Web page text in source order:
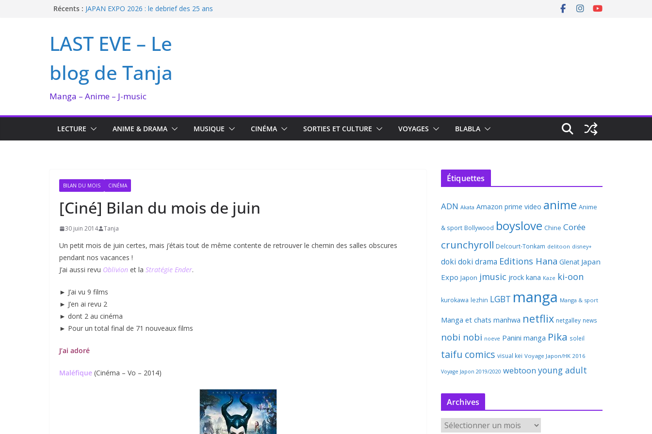
Récents : JAPAN EXPO 2026 : le debrief des 25 ans
I’m not in love de Zeniko Sumiya
Enomoto n’est pas un ange
LAST EVE – Le
blog de Tanja
Manga – Anime – J-music
LECTURE ANIME & DRAMA MUSIQUE CINÉMA SORTIES ET CULTURE VOYAGES BLABLA
BILAN DU MOIS CINÉMA
[Ciné] Bilan du mois de juin
30 juin 2014 Tanja
Un petit mois de juin certes, mais j’étais tout de même contente de retrouver le chemin des salles obscures
pendant nos vacances !
J’ai aussi revu Oblivion et la Stratégie Ender.
► J’ai vu 9 films
► J’en ai revu 2
► dont 2 au cinéma
► Pour un total final de 71 nouveaux films
J’ai adoré
Maléfique (Cinéma – Vo – 2014)
Étiquettes
ADN Akata Amazon prime video anime Anime
& sport Bollywood boyslove Chine Corée
crunchyroll Delcourt-Tonkam delitoon disney+
doki doki drama Editions Hana Glenat Japan
Expo Japon jmusic jrock kana Kaze ki-oon
kurokawa lezhin LGBT manga Manga & sport
Manga et chats manhwa netflix netgalley news
nobi nobi noeve Panini manga Pika soleil
taifu comics visual kei Voyage Japon/HK 2016
Voyage Japon 2019/2020 webtoon young adult
Archives